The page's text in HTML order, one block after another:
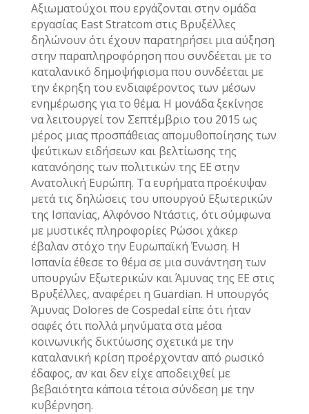
Αξιωματούχοι που εργάζονται στην ομάδα
εργασίας East Stratcom στις Βρυξέλλες
δηλώνουν ότι έχουν παρατηρήσει μια αύξηση
στην παραπληροφόρηση που συνδέεται με το
καταλανικό δημοψήφισμα που συνδέεται με
την έκρηξη του ενδιαφέροντος των μέσων
ενημέρωσης για το θέμα. Η μονάδα ξεκίνησε
να λειτουργεί τον Σεπτέμβριο του 2015 ως
μέρος μιας προσπάθειας απομυθοποίησης των
ψεύτικων ειδήσεων και βελτίωσης της
κατανόησης των πολιτικών της ΕΕ στην
Ανατολική Ευρώπη. Τα ευρήματα προέκυψαν
μετά τις δηλώσεις του υπουργού Εξωτερικών
της Ισπανίας, Αλφόνσο Ντάστις, ότι σύμφωνα
με μυστικές πληροφορίες Ρώσοι χάκερ
έβαλαν στόχο την Ευρωπαϊκή Ένωση. Η
Ισπανία έθεσε το θέμα σε μια συνάντηση των
υπουργών Εξωτερικών και Άμυνας της ΕΕ στις
Βρυξέλλες, αναφέρει η Guardian. Η υπουργός
Άμυνας Dolores de Cospedal είπε ότι ήταν
σαφές ότι πολλά μηνύματα στα μέσα
κοινωνικής δικτύωσης σχετικά με την
καταλανική κρίση προέρχονταν από ρωσικό
έδαφος, αν και δεν είχε αποδειχθεί με
βεβαιότητα κάποια τέτοια σύνδεση με την
κυβέρνηση.